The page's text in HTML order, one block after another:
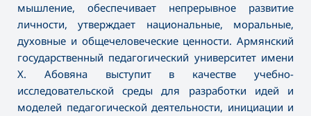
мышление, обеспечивает непрерывное развитие
личности, утверждает национальные, моральные,
духовные и общечеловеческие ценности. Армянский
государственный педагогический университет имени
Х. Абовяна выступит в качестве учебно-
исследовательской среды для разработки идей и
моделей педагогической деятельности, инициации и